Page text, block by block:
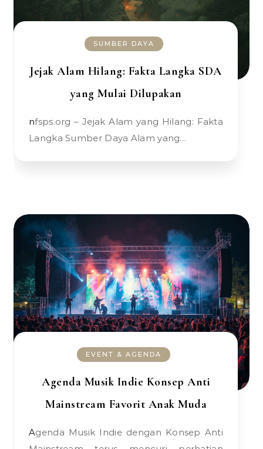
SUMBER DAYA
Jejak Alam Hilang: Fakta Langka SDA
yang Mulai Dilupakan
nfsps.org – Jejak Alam yang Hilang: Fakta
Langka Sumber Daya Alam yang…
EVENT & AGENDA
Agenda Musik Indie Konsep Anti
Mainstream Favorit Anak Muda
Agenda Musik Indie dengan Konsep Anti